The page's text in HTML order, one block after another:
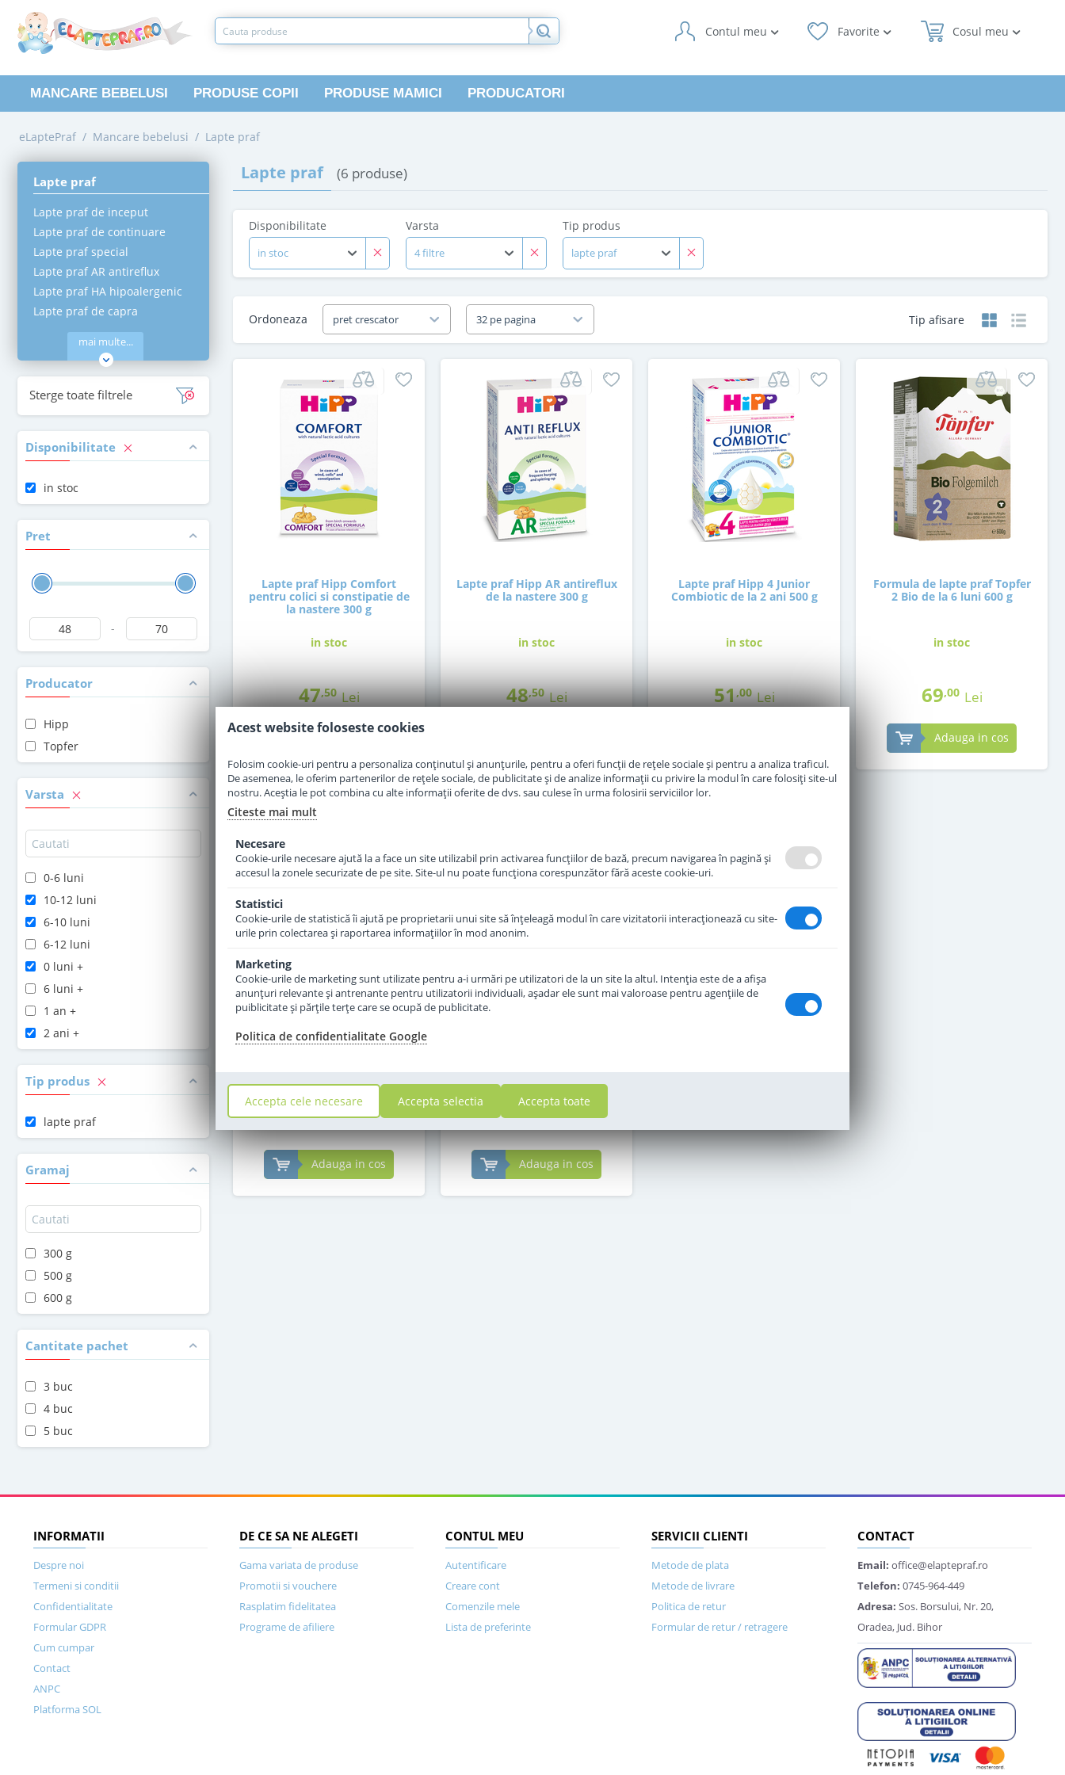
Cosul meu
Favorite
Contul meu
MANCARE BEBELUSI PRODUSE COPII PRODUSE MAMICI PRODUCATORI
eLaptePraf / Mancare bebelusi / Lapte praf
Lapte praf
Lapte praf de inceput
Lapte praf de continuare
Lapte praf special
Lapte praf AR antireflux
Lapte praf HA hipoalergenic
Lapte praf de capra
mai multe...
Sterge toate filtrele
Disponibilitate
in stoc
Pret
-
Producator
Hipp
Topfer
Varsta
0-6 luni
10-12 luni
6-10 luni
6-12 luni
0 luni +
6 luni +
1 an +
2 ani +
Tip produs
lapte praf
Gramaj
300 g
500 g
600 g
Cantitate pachet
3 buc
4 buc
5 buc
Lapte praf (6 produse)
Disponibilitate
in stoc
Varsta
4 filtre
Tip produs
lapte praf
Tip afisare
Ordoneaza pret crescator 32 pe pagina
Lapte praf Hipp Comfort
pentru colici si constipatie de
la nastere 300 g
in stoc
47,50 Lei
Adauga in cos
Lapte praf Hipp AR antireflux
de la nastere 300 g
in stoc
48,50 Lei
Lapte praf Hipp 4 Junior
Combiotic de la 2 ani 500 g
in stoc
51,00 Lei
Formula de lapte praf Topfer
2 Bio de la 6 luni 600 g
in stoc
69,00 Lei
Adauga in cos
Formula de lapte praf Topfer
in stoc
69,00 Lei
Adauga in cos
Formula de lapte praf Topfer
in stoc
69,50 Lei
Adauga in cos
INFORMATII
Despre noi
Termeni si conditii
Confidentialitate
Formular GDPR
Cum cumpar
Contact
ANPC
Platforma SOL
DE CE SA NE ALEGETI
Gama variata de produse
Promotii si vouchere
Rasplatim fidelitatea
Programe de afiliere
CONTUL MEU
Autentificare
Creare cont
Comenzile mele
Lista de preferinte
SERVICII CLIENTI
Metode de plata
Metode de livrare
Politica de retur
Formular de retur / retragere
CONTACT
Email: office@elaptepraf.ro
Telefon: 0745-964-449
Adresa: Sos. Borsului, Nr. 20,
Oradea, Jud. Bihor
Acest website foloseste cookies
Folosim cookie-uri pentru a personaliza conținutul și anunțurile, pentru a oferi funcții de rețele sociale și pentru a analiza traficul.
De asemenea, le oferim partenerilor de rețele sociale, de publicitate și de analize informații cu privire la modul în care folosiți site-ul
nostru. Aceștia le pot combina cu alte informații oferite de dvs. sau culese în urma folosirii serviciilor lor.
Citeste mai mult
Necesare
Cookie-urile necesare ajută la a face un site utilizabil prin activarea funcţiilor de bază, precum navigarea în pagină şi
accesul la zonele securizate de pe site. Site-ul nu poate funcţiona corespunzător fără aceste cookie-uri.
Statistici
Cookie-urile de statistică îi ajută pe proprietarii unui site să înţeleagă modul în care vizitatorii interacţionează cu site-
urile prin colectarea şi raportarea informaţiilor în mod anonim.
Marketing
Cookie-urile de marketing sunt utilizate pentru a-i urmări pe utilizatori de la un site la altul. Intenţia este de a afişa
anunţuri relevante şi antrenante pentru utilizatorii individuali, aşadar ele sunt mai valoroase pentru agenţiile de
puiblicitate şi părţile terţe care se ocupă de publicitate.
Politica de confidentialitate Google
Accepta cele necesare Accepta selectia Accepta toate